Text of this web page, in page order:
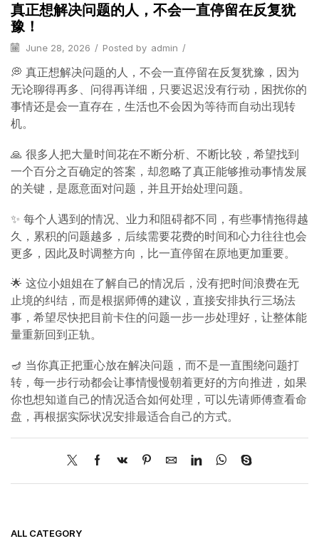
真正想解决问题的人，不会一直停留在反复犹
豫！
June 28, 2026 / Posted by admin /
💭 真正想解决问题的人，不会一直停留在反复犹豫，因为
无论聊得再多、问得再详细，只要迟迟没有行动，困扰你的
事情还是会一直存在，生活也不会因为等待而自动出现转
机。
🙏 很多人把大量时间花在不断分析、不断比较，希望找到
一个百分之百确定的答案，却忽略了真正能够推动事情发展
的关键，是愿意面对问题，并且开始处理问题。
✨ 每个人遇到的情况、业力和阻碍都不同，有些事情拖得越
久，累积的问题越多，后续需要花费的时间和心力往往也会
更多，因此及时调整方向，比一直停留在原地更加重要。
🌟 这位小姐姐在了解自己的情况后，没有把时间浪费在无
止境的纠结，而是根据师傅的建议，直接安排执行三场法
事，希望尽快把目前卡住的问题一步一步处理好，让整体能
量重新回到正轨。
🪔 当你真正把重心放在解决问题，而不是一直围绕问题打
转，每一步行动都会让事情慢慢朝着更好的方向推进，如果
你也想知道自己的情况适合如何处理，可以先请师傅查看命
盘，再根据实际状况安排最适合自己的方式。
ALL CATEGORY